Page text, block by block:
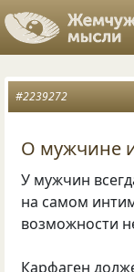
#2239272
О мужчине и
У мужчин
на самом
возможности
Карфаген